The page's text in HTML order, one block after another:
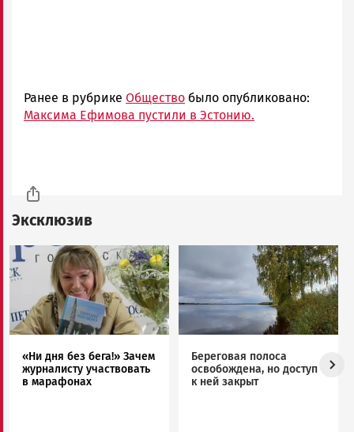
Ранее в рубрике Общество было опубликовано:
Максима Ефимова пустили в Эстонию.
Эксклюзив
Image
«Ни дня без бега!» Зачем
журналисту участвовать
в марафонах
Береговая полоса
освобождена, но доступ
к ней закрыт